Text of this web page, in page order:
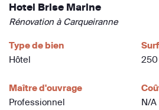
Hotel Brise Marine
Rénovation à Carqueiranne
Type de bien
Hôtel
Maître d'ouvrage
Professionnel
N/A